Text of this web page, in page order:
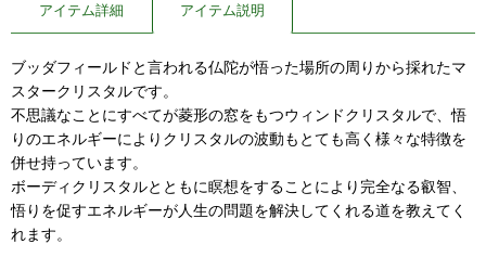
アイテム詳細 アイテム説明
ブッダフィールドと言われる仏陀が悟った場所の周りから採れたマ
スタークリスタルです。
不思議なことにすべてが菱形の窓をもつウィンドクリスタルで、悟
りのエネルギーによりクリスタルの波動もとても高く様々な特徴を
併せ持っています。
ボーディクリスタルとともに瞑想をすることにより完全なる叡智、
悟りを促すエネルギーが人生の問題を解決してくれる道を教えてく
れます。